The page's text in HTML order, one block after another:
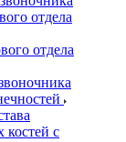
отдела
отдела
с